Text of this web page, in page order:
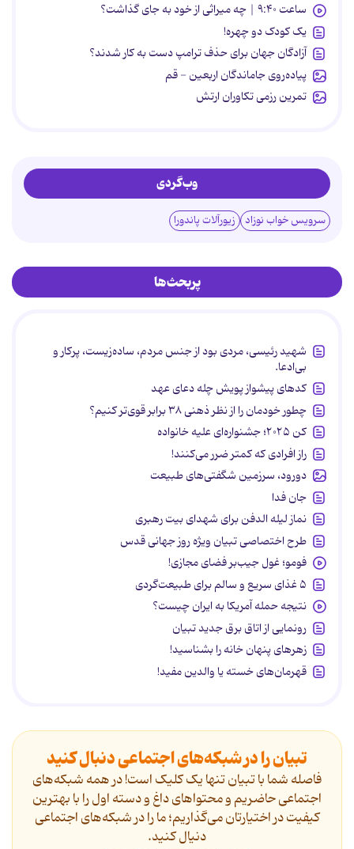
ساعت ۹:۴۰ | چه میراثی از خود به جای گذاشت؟
یک کودک دو چهره!
آزادگان جهان برای حذف ترامپ دست به کار شدند؟
پیاده‌روی جاماندگان اربعین - قم
تمرین رزمی تکاوران ارتش
وب‌گردی
سرویس خواب نوزاد زیورآلات پاندورا
پربحث‌ها
شهید رئیسی، مردی بود از جنس مردم، ساده‌زیست، پرکار و
بی‌ادعا.
کدهای پیشواز پویش چله دعای عهد
چطور خودمان را از نظر ذهنی ۳۸ برابر قوی‌تر کنیم؟
کن ۲۰۲۵؛ جشنواره‌ای علیه خانواده
راز افرادی که کمتر ضرر می‌کنند!
دورود، سرزمین شگفتی‌های طبیعت
جان فدا
نماز لیله الدفن برای شهدای بیت رهبری
طرح اختصاصی تبیان ویژه روز جهانی قدس
فومو؛ غول جیب‌بر فضای مجازی!
۵ غذای سریع و سالم برای طبیعت‌گردی
نتیجه حمله آمریکا به ایران چیست؟
رونمایی از اتاق برق جدید تبیان
زهرهای پنهان خانه را بشناسید!
قهرمان‌های خسته یا والدین مفید!
تبیان را در شبکه‌های اجتماعی دنبال کنید
فاصله شما با تبیان تنها یک کلیک است! در همه شبکه‌های
اجتماعی حاضریم و محتواهای داغ و دسته اول را با بهترین
کیفیت در اختیارتان می‌گذاریم؛ ما را در شبکه‌های اجتماعی
دنیال کنید.